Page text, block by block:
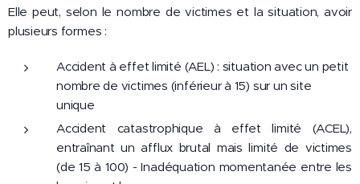
Elle peut, selon le nombre de victimes et la situation, avoir
plusieurs formes :
Accident à effet limité (AEL) : situation avec un petit
nombre de victimes (inférieur à 15) sur un site
unique
Accident catastrophique à effet limité (ACEL),
entraînant un afflux brutal mais limité de victimes
(de 15 à 100) - Inadéquation momentanée entre les